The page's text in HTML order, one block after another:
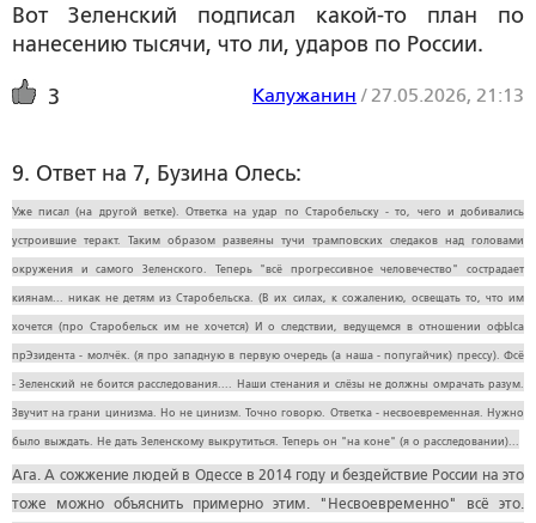
Вот Зеленский подписал какой-то план по
нанесению тысячи, что ли, ударов по России.
3 Калужанин / 27.05.2026, 21:13
9. Ответ на 7, Бузина Олесь:
Уже писал (на другой ветке). Ответка на удар по Старобельску - то, чего и добивались
устроившие теракт. Таким образом развеяны тучи трамповских следаков над головами
окружения и самого Зеленского. Теперь "всё прогрессивное человечество" сострадает
киянам... никак не детям из Старобельска. (В их силах, к сожалению, освещать то, что им
хочется (про Старобельск им не хочется) И о следствии, ведущемся в отношении офЫса
прЭзидента - молчёк. (я про западную в первую очередь (а наша - попугайчик) прессу). Фсё
- Зеленский не боится расследования.... Наши стенания и слёзы не должны омрачать разум.
Звучит на грани цинизма. Но не цинизм. Точно говорю. Ответка - несвоевременная. Нужно
было выждать. Не дать Зеленскому выкрутиться. Теперь он "на коне" (я о расследовании)...
Ага. А сожжение людей в Одессе в 2014 году и бездействие России на это
тоже можно объяснить примерно этим. "Несвоевременно" всё это.